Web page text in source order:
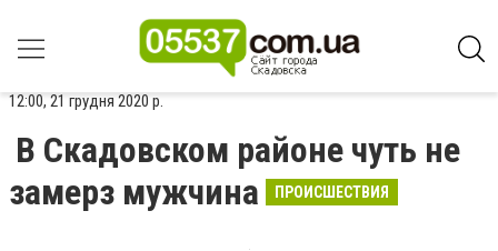
12:00, 21 грудня 2020 р.
В Скадовском районе чуть не
замерз мужчина
ПРОИСШЕСТВИЯ